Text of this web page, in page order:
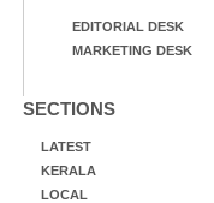
EDITORIAL DESK
MARKETING DESK
SECTIONS
LATEST
KERALA
LOCAL